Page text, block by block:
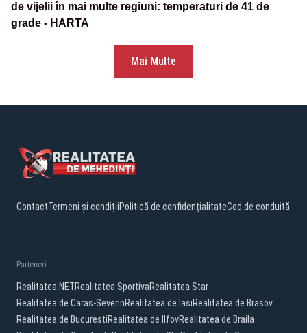
de vijelii în mai multe regiuni: temperaturi de 41 de
grade - HARTA
Mai Multe
ContactTermeni și condițiiPolitică de confidențialitateCod de conduită
Parteneri:
Realitatea.NETRealitatea SportivaRealitatea Star
Realitatea de Caras-SeverinRealitatea de IasiRealitatea de Brasov
Realitatea de BucurestiRealitatea de IlfovRealitatea de Braila